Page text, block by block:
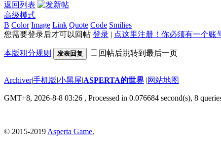
返回列表
高级模式
B Color Image Link Quote Code Smilies
您需要登录后才可以回帖 登录 | 点这里注册！你必须有一个账
本版积分规则 发表回复 回帖后跳转到最后一页
Archiver|手机版|小黑屋|ASPERTA的世界 |网站地图
GMT+8, 2026-8-8 03:26 , Processed in 0.076684 second(s), 8
© 2015-2019 Asperta Game.